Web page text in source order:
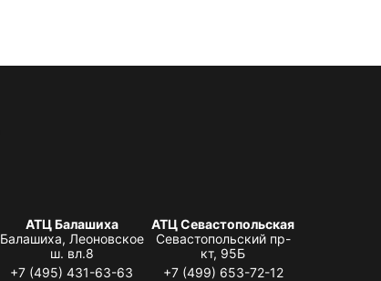
АТЦ Балашиха
Балашиха, Леоновское
ш. вл.8
+7 (495) 431-63-63
АТЦ Севастопольская
Севастопольский пр-
кт, 95Б
+7 (499) 653-72-12